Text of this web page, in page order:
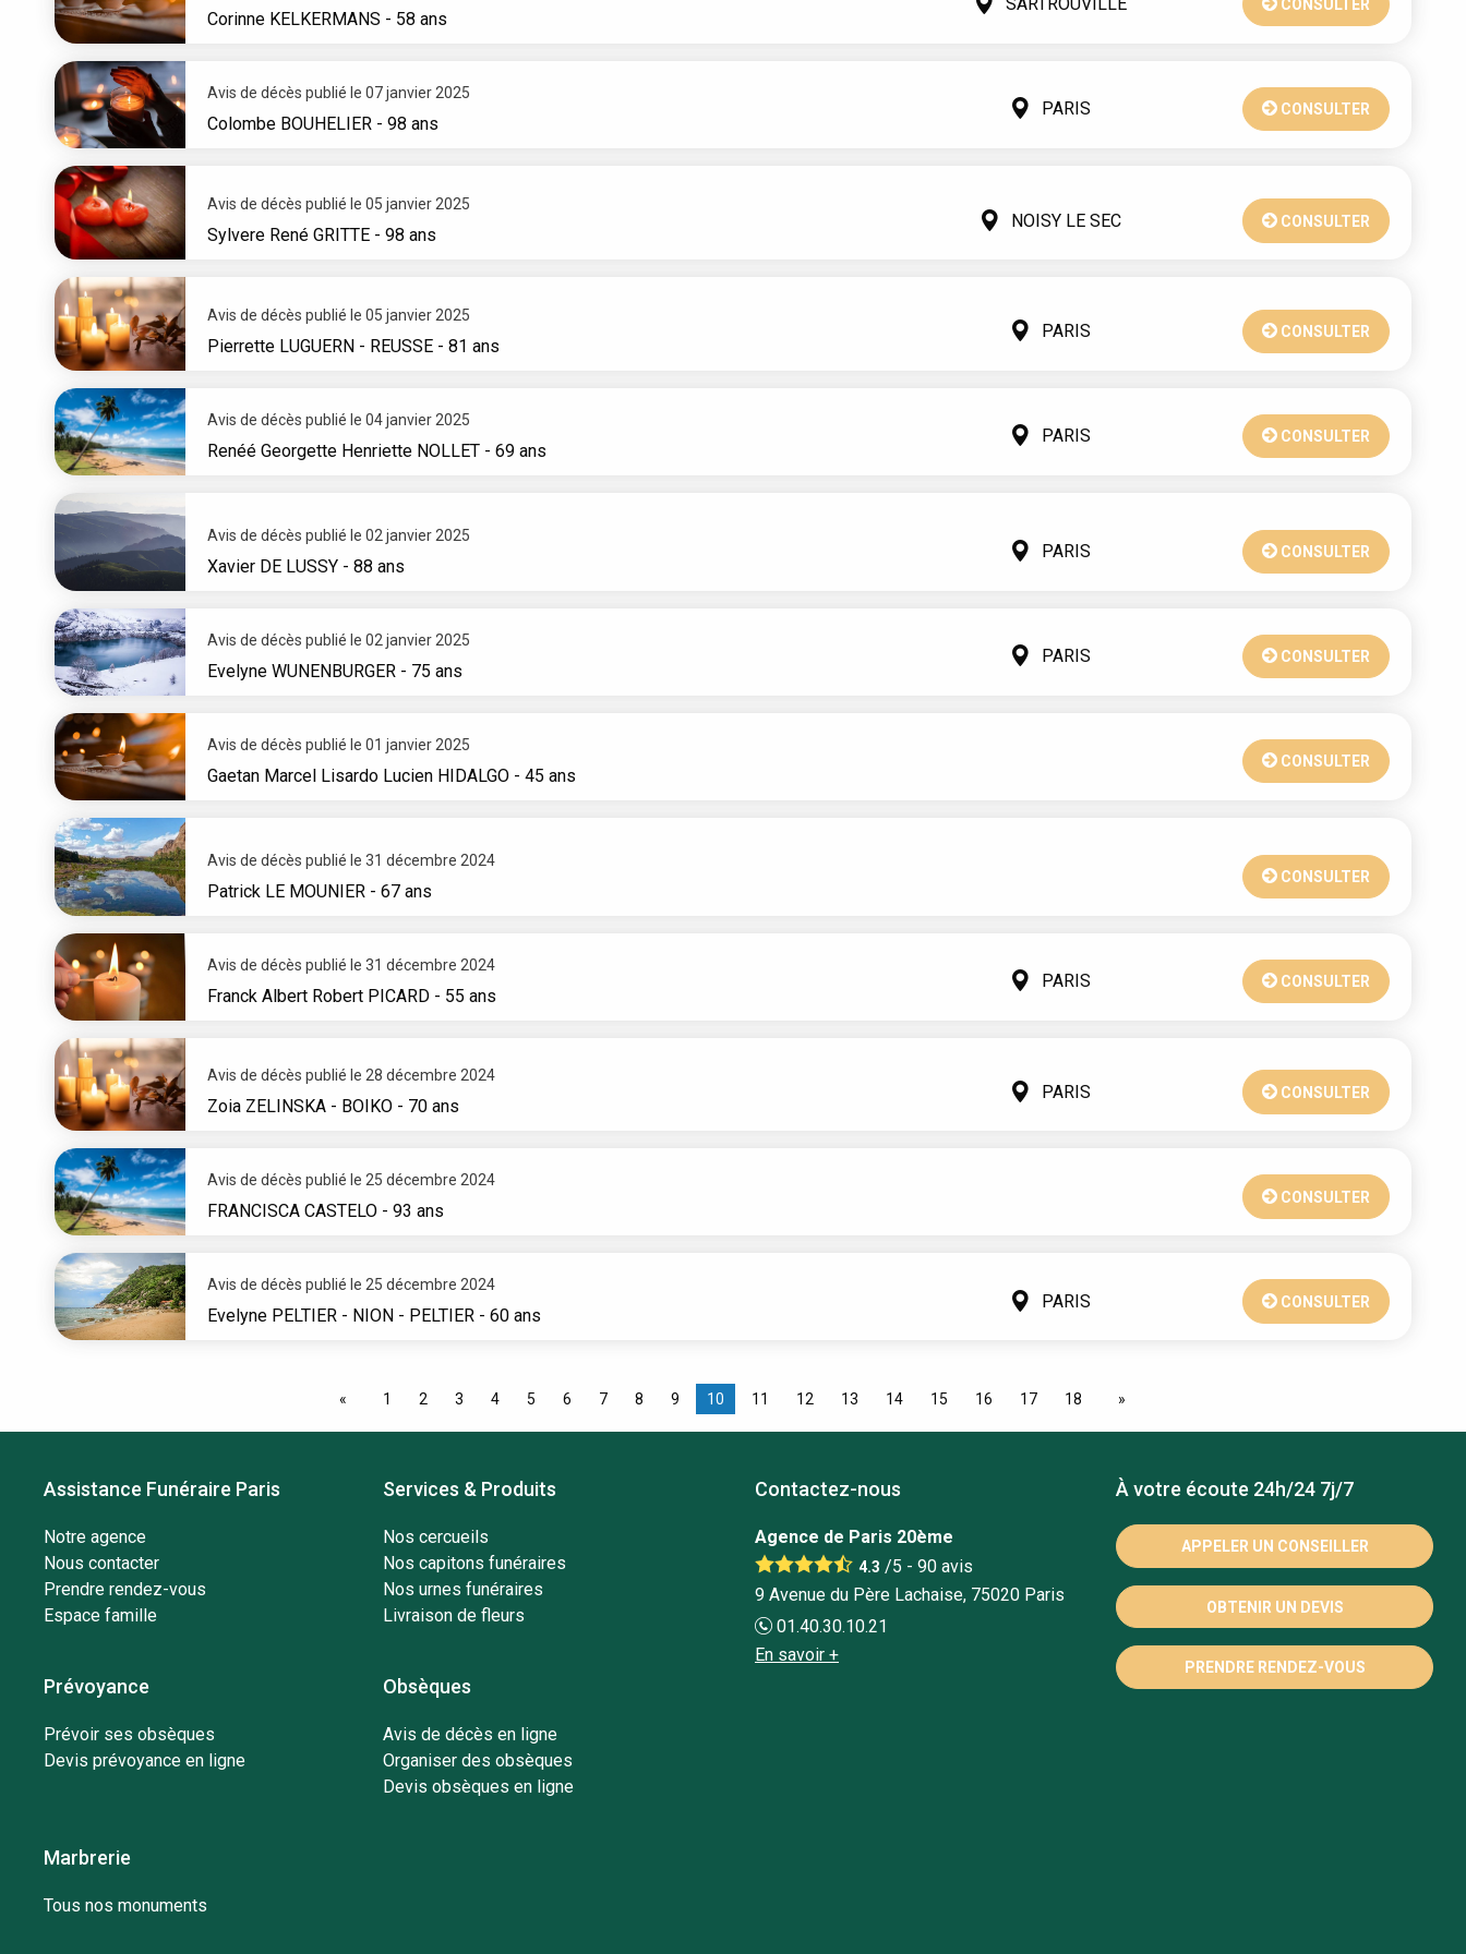
Corinne KELKERMANS - 58 ans
CONSULTER
Avis de décès publié le 07 janvier 2025
Colombe BOUHELIER - 98 ans
PARIS CONSULTER
Avis de décès publié le 05 janvier 2025
Sylvere René GRITTE - 98 ans
NOISY LE SEC CONSULTER
Avis de décès publié le 05 janvier 2025
Pierrette LUGUERN - REUSSE - 81 ans
PARIS CONSULTER
Avis de décès publié le 04 janvier 2025
Renéé Georgette Henriette NOLLET - 69 ans
PARIS CONSULTER
Avis de décès publié le 02 janvier 2025
Xavier DE LUSSY - 88 ans
PARIS CONSULTER
Avis de décès publié le 02 janvier 2025
Evelyne WUNENBURGER - 75 ans
PARIS CONSULTER
Avis de décès publié le 01 janvier 2025
Gaetan Marcel Lisardo Lucien HIDALGO - 45 ans
CONSULTER
Avis de décès publié le 31 décembre 2024
Patrick LE MOUNIER - 67 ans
CONSULTER
Avis de décès publié le 31 décembre 2024
Franck Albert Robert PICARD - 55 ans
PARIS CONSULTER
Avis de décès publié le 28 décembre 2024
Zoia ZELINSKA - BOIKO - 70 ans
PARIS CONSULTER
Avis de décès publié le 25 décembre 2024
FRANCISCA CASTELO - 93 ans
CONSULTER
Avis de décès publié le 25 décembre 2024
Evelyne PELTIER - NION - PELTIER - 60 ans
PARIS CONSULTER
1 2 3 4 5 6 7 8 9 10 11 12 13 14 15 16 17 18
Assistance Funéraire Paris
Notre agence
Nous contacter
Prendre rendez-vous
Espace famille
Services & Produits
Nos cercueils
Nos capitons funéraires
Nos urnes funéraires
Livraison de fleurs
Prévoyance
Prévoir ses obsèques
Devis prévoyance en ligne
Obsèques
Avis de décès en ligne
Organiser des obsèques
Devis obsèques en ligne
Marbrerie
Tous nos monuments
Contactez-nous
Agence de Paris 20ème
4.3 /5 - 90 avis
9 Avenue du Père Lachaise, 75020 Paris
01.40.30.10.21
En savoir +
À votre écoute 24h/24 7j/7
APPELER UN CONSEILLER
OBTENIR UN DEVIS
PRENDRE RENDEZ-VOUS